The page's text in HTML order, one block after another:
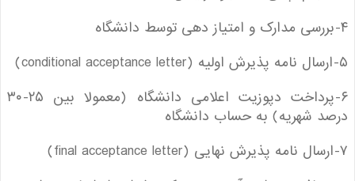
۶-پرداخت دپوزیت اعلامی دانشگاه (معمولا بین ۲۵-۳۰
شهریه) به حساب دانشگاه